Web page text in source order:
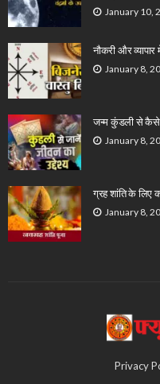
January 10,
नौकरी और
January 8,
जन्म कुंडली से कैसे
January 8,
ग्रह शांति के लिए
January 8,
Privacy